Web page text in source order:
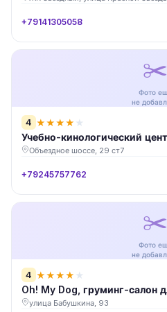
+79141305058
✂️
Фото
не
4 ★★★★ ★
Учебно-кинологический
Объездное шоссе, 29 ст7
+79245757762
✂️
Фото
не
4 ★★★★ ★
Oh! My Dog, груминг-салон
улица Бабушкина, 93